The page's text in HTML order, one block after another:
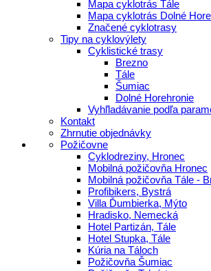
Mapa cyklotrás Tále
Mapa cyklotrás Dolné
Značené cyklotrasy
Tipy na cyklovýlety
Cyklistické trasy
Brezno
Tále
Šumiac
Dolné Horehronie
Vyhľladávanie podľa
Kontakt
Zhrnutie objednávky
Požičovne
Cyklodreziny, Hronec
Mobilná požičovňa Hronec
Mobilná požičovňa Tále -
Profibikers, Bystrá
Villa Ďumbierka, Mýto
Hradisko, Nemecká
Hotel Partizán, Tále
Hotel Stupka, Tále
Kúria na Táloch
Požičovňa Šumiac